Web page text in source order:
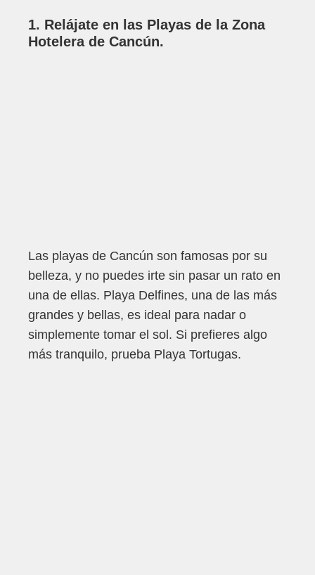
1. Relájate en las Playas de la Zona
Hotelera de Cancún.
Las playas de Cancún son famosas por su
belleza, y no puedes irte sin pasar un rato en
una de ellas. Playa Delfines, una de las más
grandes y bellas, es ideal para nadar o
simplemente tomar el sol. Si prefieres algo
más tranquilo, prueba Playa Tortugas.